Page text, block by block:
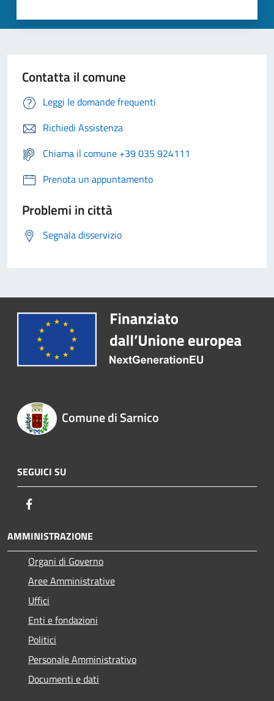
Contatta il comune
Leggi le domande frequenti
Richiedi Assistenza
Chiama il comune +39 035 924111
Prenota un appuntamento
Problemi in città
Segnala disservizio
Comune di Sarnico
SEGUICI SU
AMMINISTRAZIONE
Organi di Governo
Aree Amministrative
Uffici
Enti e fondazioni
Politici
Personale Amministrativo
Documenti e dati